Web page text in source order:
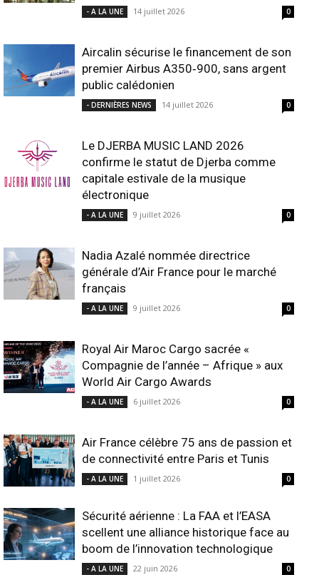
- A LA UNE 14 juillet 2026 0
Aircalin sécurise le financement de son
premier Airbus A350‑900, sans argent
public calédonien
- DERNIÈRES NEWS 14 juillet 2026 0
Le DJERBA MUSIC LAND 2026
confirme le statut de Djerba comme
capitale estivale de la musique
électronique
- A LA UNE 9 juillet 2026 0
Nadia Azalé nommée directrice
générale d’Air France pour le marché
français
- A LA UNE 9 juillet 2026 0
Royal Air Maroc Cargo sacrée «
Compagnie de l’année – Afrique » aux
World Air Cargo Awards
- A LA UNE 6 juillet 2026 0
Air France célèbre 75 ans de passion et
de connectivité entre Paris et Tunis
- A LA UNE 1 juillet 2026 0
Sécurité aérienne : La FAA et l’EASA
scellent une alliance historique face au
boom de l’innovation technologique
- A LA UNE 22 juin 2026 0